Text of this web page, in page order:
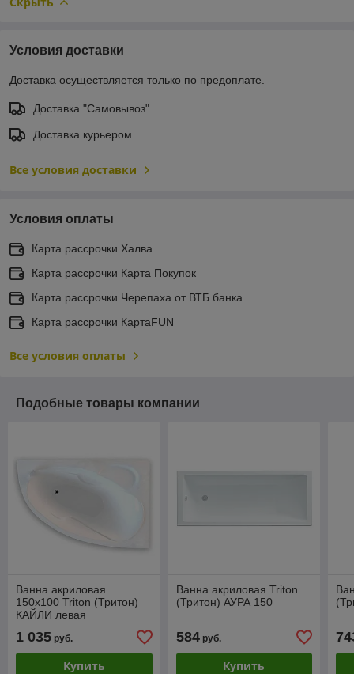
Условия доставки
Доставка осуществляется только по предоплате.
Доставка "Самовывоз"
Доставка курьером
Все условия доставки
Условия оплаты
Карта рассрочки Халва
Карта рассрочки Карта Покупок
Карта рассрочки Черепаха от ВТБ банка
Карта рассрочки КартаFUN
Все условия оплаты
Подобные товары компании
Ванна акриловая
150х100 Triton (Тритон)
КАЙЛИ левая
1 035 руб.
Купить
Ванна акриловая Triton
(Тритон) АУРА 150
584руб.
Купить